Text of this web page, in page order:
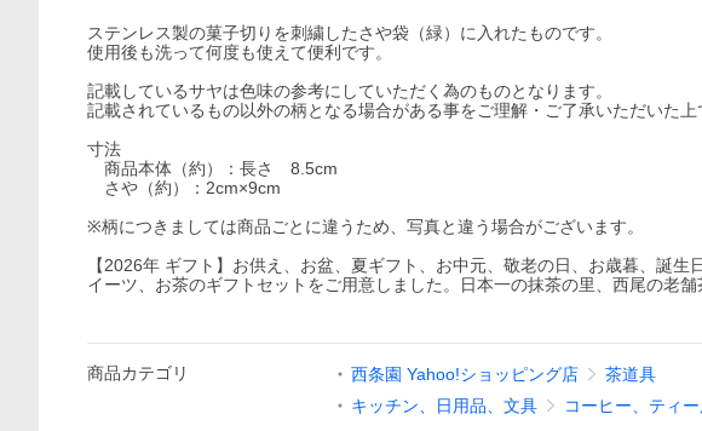
ステンレス製の菓子切りを刺繍したさや袋（緑）に入れたものです。
使用後も洗って何度も使えて便利です。
記載しているサヤは色味の参考にしていただく為のものとなります。
記載されているもの以外の柄となる場合がある事をご理解・ご了承いただいた上
寸法
商品本体（約）：長さ 8.5cm
さや（約）：2cm×9cm
※柄につきましては商品ごとに違うため、写真と違う場合がございます。
【2026年 ギフト】お供え、お盆、夏ギフト、お中元、敬老の日、お歳暮、誕
イーツ、お茶のギフトセットをご用意しました。日本一の抹茶の里、西尾の老
商品カテゴリ 西条園 Yahoo!ショッピング店
茶道具
キッチン、日用品、文具
コーヒー、ティ